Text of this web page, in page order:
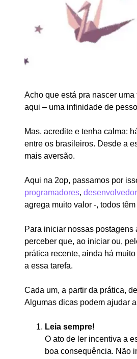
Acho que está pra nascer
aqui – uma infinidade de
Mas, acredite e tenha calma:
entre os brasileiros. Desde a
mais aversão.
Aqui na 2op, passamos por
programadores,
agrega muito valor -, todos
Para iniciar nossas
perceber que, ao iniciar ou,
prática recente, ainda há
a essa tarefa.
Cada um, a partir da prática,
Algumas dicas podem ajudar
Leia sempre!
O ato de ler incentiva a
boa consequência. Não